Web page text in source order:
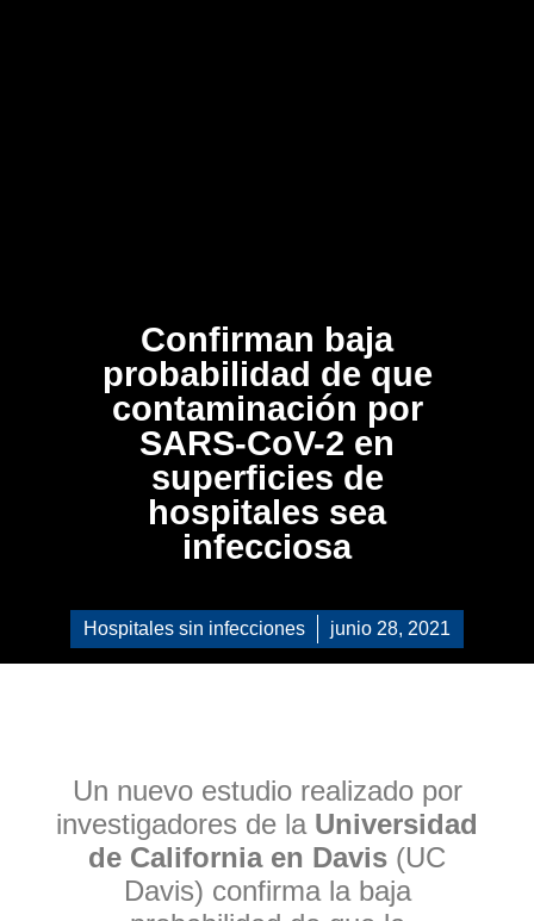
Confirman baja
probabilidad de que
contaminación por
SARS-CoV-2 en
superficies de
hospitales sea
infecciosa
Hospitales sin infecciones junio 28, 2021
Un nuevo estudio realizado por
investigadores de la Universidad
de California en Davis (UC
Davis) confirma la baja